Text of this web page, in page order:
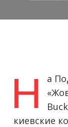
Н
а
киевские